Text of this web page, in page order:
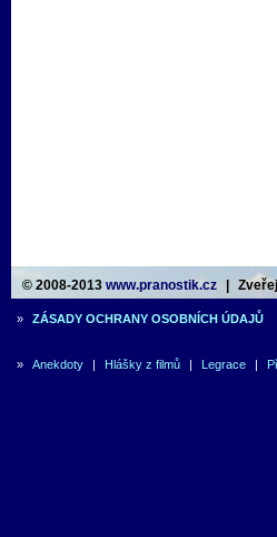
© 2008-2013 www.pranostik.cz
» ZÁSADY OCHRANY OSOBNÍCH ÚDAJŮ
» Anekdoty | Hlášky z filmů | Legrace |